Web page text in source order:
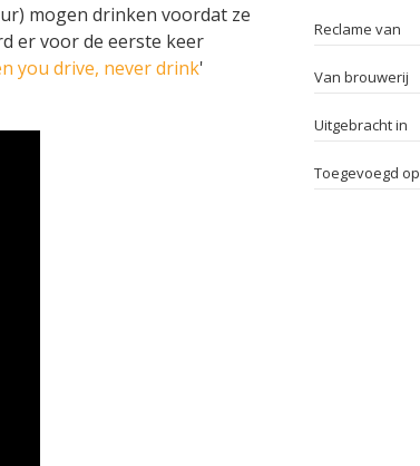
Reclame van
Van brouwerij
Uitgebracht in
Toegevoegd op
mogen drinken voordat ze
er voor de eerste keer
you drive, never drink'